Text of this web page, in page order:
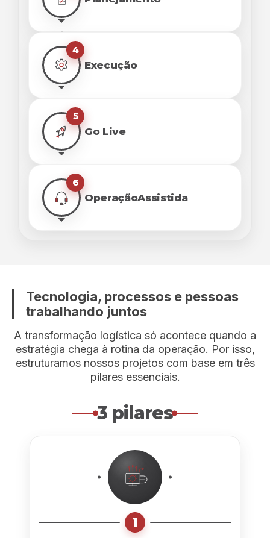
4
Execução
5
Go Live
6
OperaçãoAssistida
Tecnologia, processos e pessoas
trabalhando juntos
A transformação logística só acontece quando a
estratégia chega à rotina da operação. Por isso,
estruturamos nossos projetos com base em três
pilares essenciais.
3 pilares
1